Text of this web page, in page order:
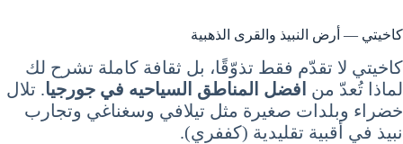
كاخيتي — أرض النبيذ والقرى الذهبية
كاخيتي لا تقدّم فقط تذوّقًا، بل ثقافة كاملة تشرح لك
لماذا تُعدّ من افضل المناطق السياحيه في جورجيا. تلال
خضراء وبلدات صغيرة مثل تيلافي وسغناغي وتجارب
نبيذ في أقبية تقليدية (كففري).